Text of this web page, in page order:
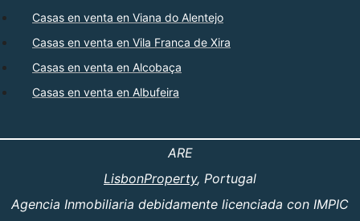
Casas en venta en Viana do Alentejo
Casas en venta en Vila Franca de Xira
Casas en venta en Alcobaça
Casas en venta en Albufeira
ARE
LisbonProperty, Portugal
Agencia Inmobiliaria debidamente licenciada con IMPIC